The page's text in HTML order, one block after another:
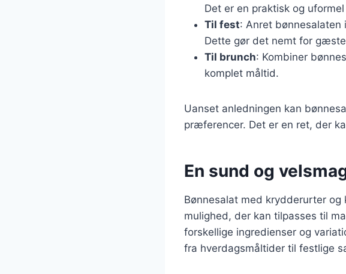
Det er en praktisk og
Til fest: Anret
Dette gør det nemt for
Til brunch: Kombiner
komplet måltid.
Uanset anledningen kan
præferencer. Det er en ret, der
En sund og
Bønnesalat med krydderurter og
mulighed, der kan tilpasses til
forskellige ingredienser og
fra hverdagsmåltider til festlige